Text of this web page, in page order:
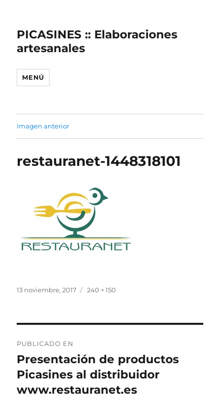
PICASINES :: Elaboraciones
artesanales
MENÚ
Imagen anterior
restauranet-1448318101
Publicado
13 noviembre, 2017
Tamaño
240 × 150
de
entradas
PUBLICADO EN
Presentación de productos
Picasines al distribuidor
www.restauranet.es